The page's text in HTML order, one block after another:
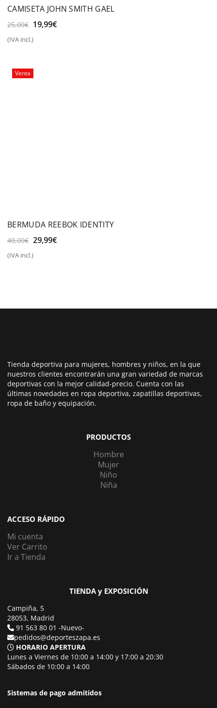
CAMISETA JOHN SMITH GAEL
25,00€ El
original
19,99€El
(IVA incl.)
Venta
BERMUDA REEBOK IDENTITY
40,00€ El
original
29,99€El
(IVA incl.)
Tienda deportiva para mujeres, hombres y niños, en la que
nuestros clientes encontrarán una gran variedad de marcas
deportivas con la mejor calidad-precio. Cuenta con las
últimas novedades en ropa deportiva, zapatillas deportivas,
ropa de baño y equipación.
PRODUCTOS
Hombre
Mujer
Niño
Niña
ACCESO RÁPIDO
Mi cuenta
Ver Carrito
Ir a Tienda
TIENDA y EXPOSICIÓN
Campiña, 5
28053, Madrid
91 563 80 01 -Nuevo-
pedidos@deporteszapa.es
HORARIO APERTURA
Lunes a Viernes de 10:00 a 14:00 y 17:00 a 20:30
Sábados de 10:00 a 14:00
Sistemas de pago admitidos